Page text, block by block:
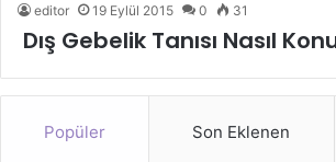
editor 19 Eylül 2015 0 31
Dış Gebelik Tanısı Nasıl
Popüler Son Eklenen